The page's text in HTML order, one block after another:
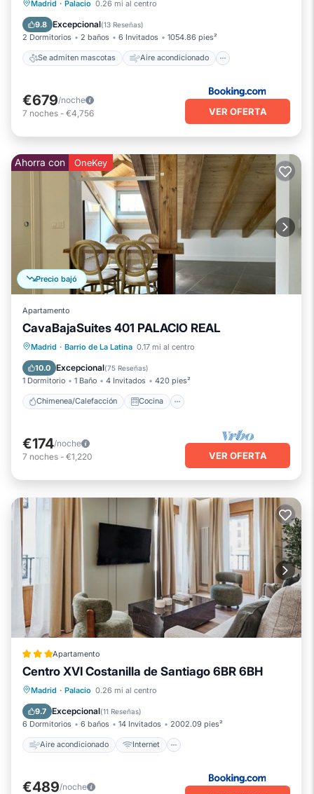
Madrid · Palacio 0.26 mi al centro
9.8 Excepcional(13 Reseñas)
2 Dormitorios 2 baños 6 Invitados 1054.86 pies²
Se admiten mascotas Aire acondicionado
Aire acondicionado
Apto para niños
€679/noche
7 noches - €4,756 VER OFERTA
Precio bajó
Ahorra con OneKey
Apartamento
CavaBajaSuites 401 PALACIO REAL
Madrid · Barrio de La Latina 0.17 mi al centro
10.0 Excepcional(75 Reseñas)
1 Dormitorio 1 Baño 4 Invitados 420 pies²
Chimenea/Calefacción Cocina
Chimenea/Calefacción
Cocina
Aire acondicionado
€174/noche
7 noches - €1,220 VER OFERTA
Apartamento
Centro XVI Costanilla de Santiago 6BR 6BH
Madrid · Palacio 0.26 mi al centro
9.7 Excepcional(11 Reseñas)
6 Dormitorios 6 baños 14 Invitados 2002.09 pies²
Aire acondicionado Internet
Aire acondicionado
Apto para niños
€489/noche